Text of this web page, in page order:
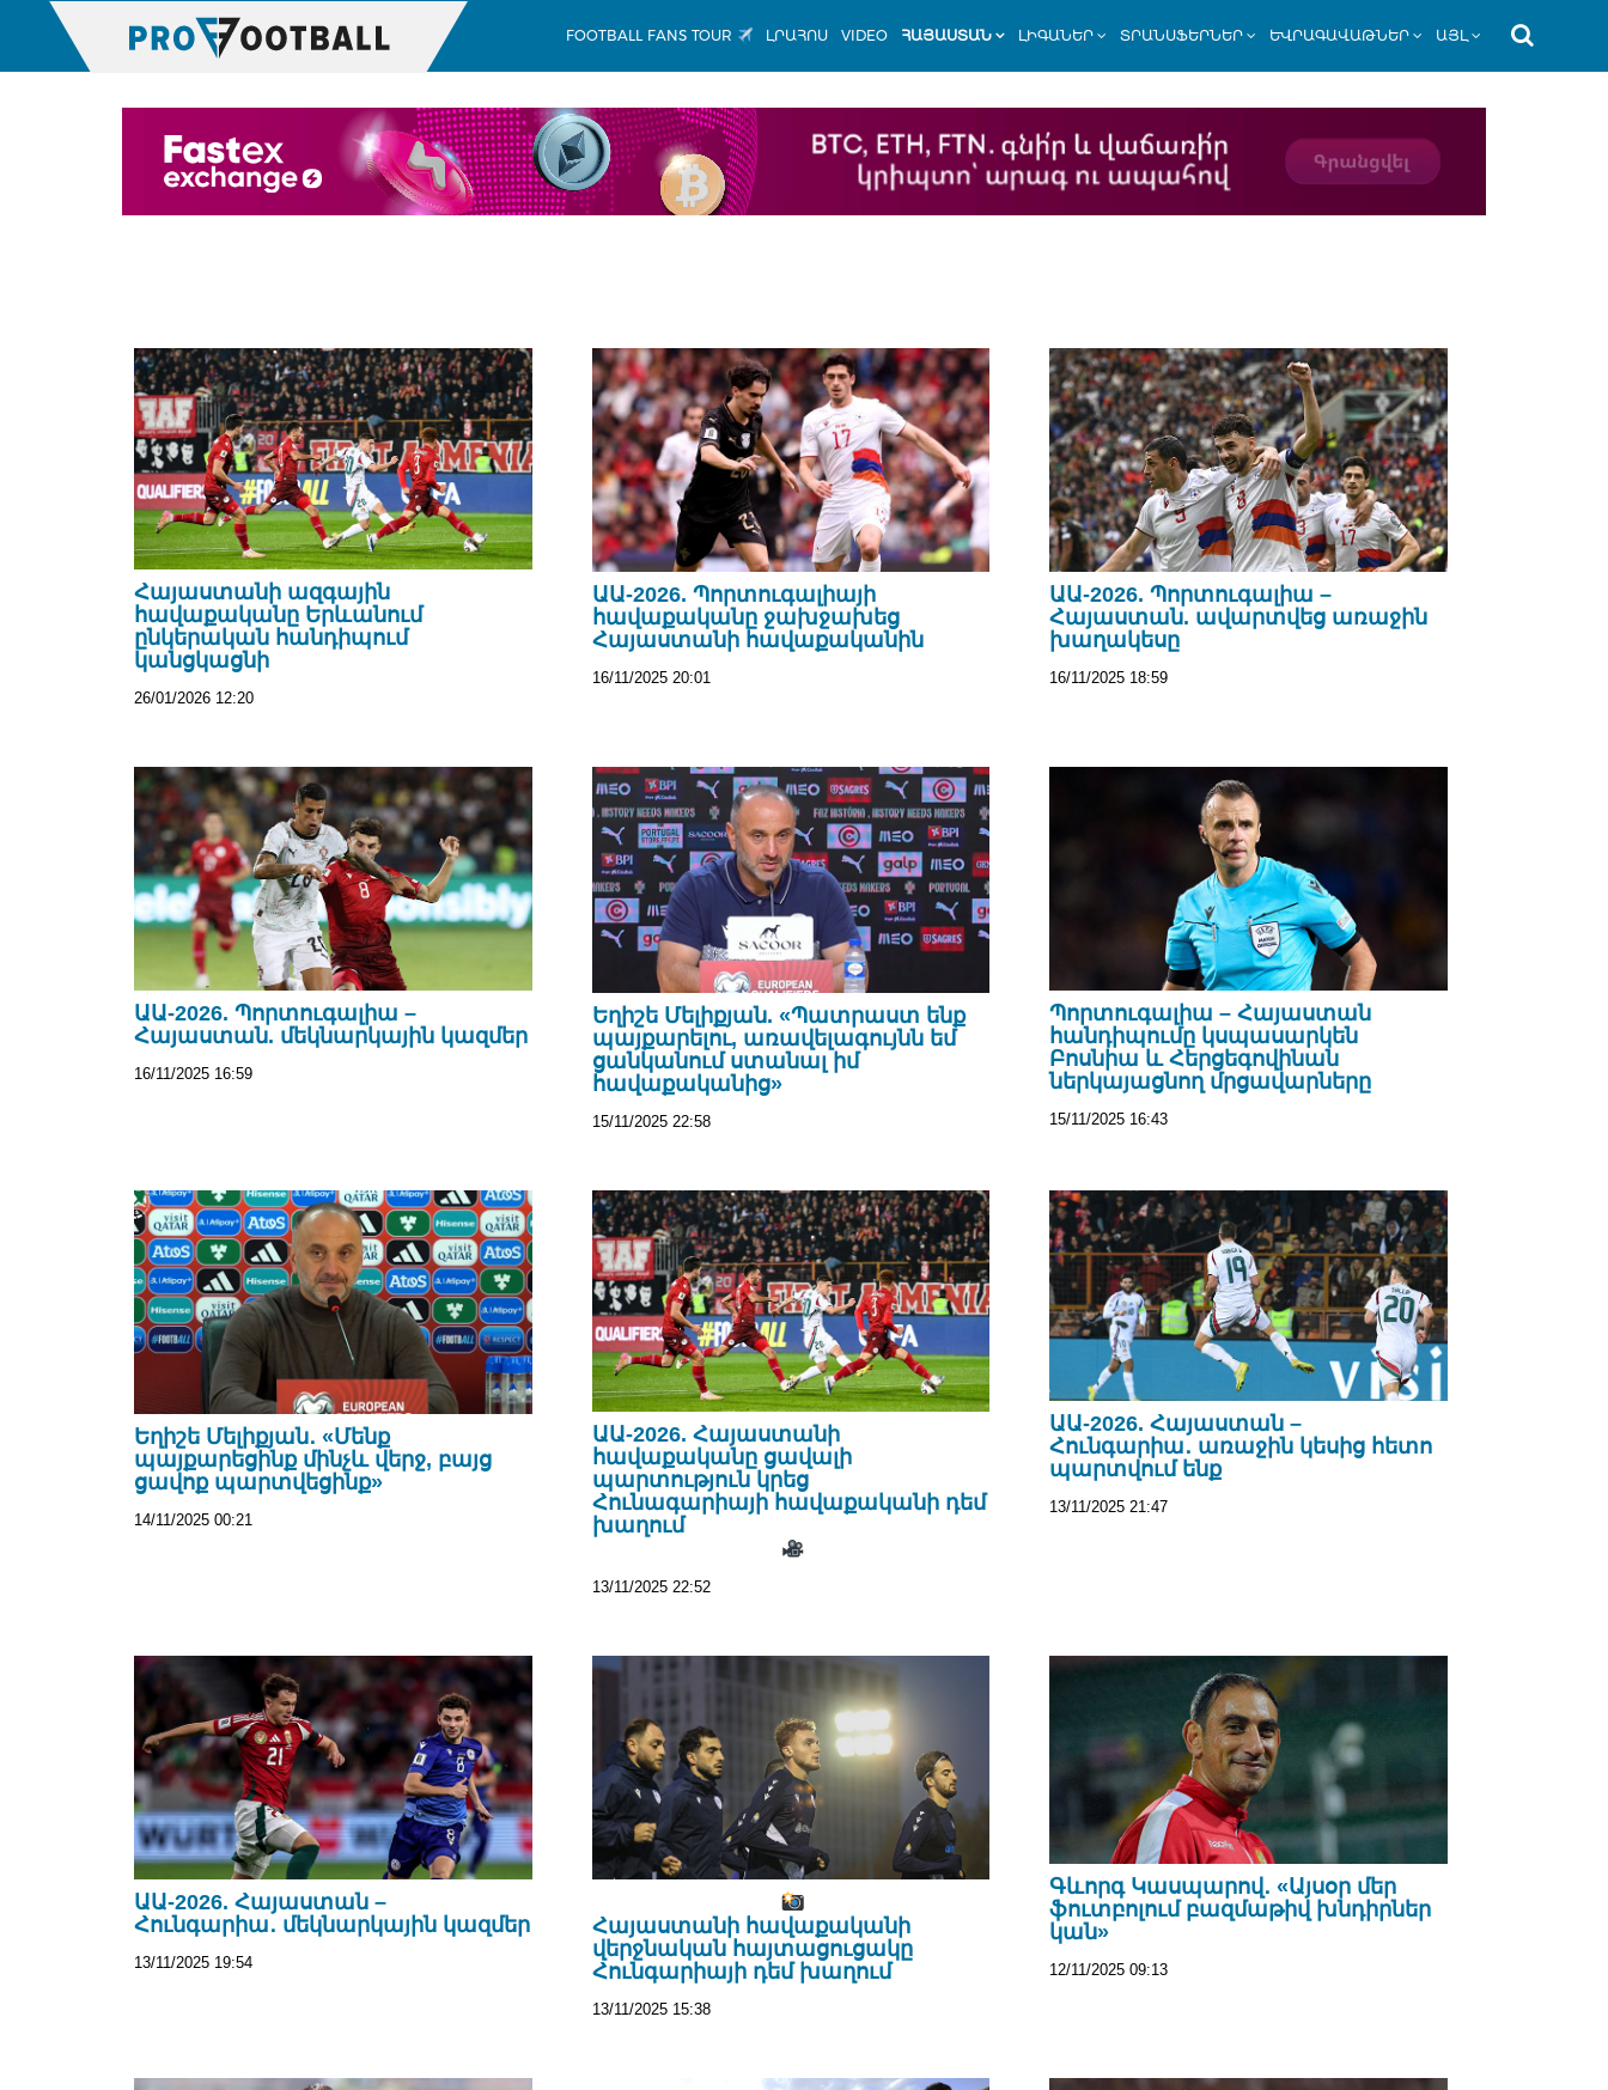
FOOTBALL FANS TOUR ԼՐԱՀՈՍ VIDEO ՀԱՅԱՍՏԱՆ ԼԻԳԱՆԵՐ ՏՐԱՆՍՖԵՐՆԵՐ ԵՎՐԱԳԱՎԱԹՆԵՐ ԱՅԼ
Հայաստանի ազգային
հավաքականը Երևանում
ընկերական հանդիպում
կանցկացնի
26/01/2026 12:20
ԱԱ-2026. Պորտուգալիայի
հավաքականը ջախջախեց
Հայաստանի հավաքականին
16/11/2025 20:01
ԱԱ-2026. Պորտուգալիա –
Հայաստան. ավարտվեց առաջին
խաղակեսը
16/11/2025 18:59
ԱԱ-2026. Պորտուգալիա –
Հայաստան. մեկնարկային կազմեր
16/11/2025 16:59
Եղիշե Մելիքյան. «Պատրաստ ենք
պայքարելու, առավելագույնն եմ
ցանկանում ստանալ իմ
հավաքականից»
15/11/2025 22:58
Պորտուգալիա – Հայաստան
հանդիպումը կսպասարկեն
Բոսնիա և Հերցեգովինան
ներկայացնող մրցավարները
15/11/2025 16:43
Եղիշե Մելիքյան․ «Մենք
պայքարեցինք մինչև վերջ, բայց
ցավոք պարտվեցինք»
14/11/2025 00:21
ԱԱ-2026. Հայաստանի
հավաքականը ցավալի
պարտություն կրեց
Հունագարիայի հավաքականի դեմ
խաղում
13/11/2025 22:52
ԱԱ-2026. Հայաստան –
Հունգարիա․ առաջին կեսից հետո
պարտվում ենք
13/11/2025 21:47
ԱԱ-2026. Հայաստան –
Հունգարիա․ մեկնարկային կազմեր
13/11/2025 19:54
Հայաստանի հավաքականի
վերջնական հայտացուցակը
Հունգարիայի դեմ խաղում
13/11/2025 15:38
Գևորգ Կասպարով․ «Այսօր մեր
ֆուտբոլում բազմաթիվ խնդիրներ
կան»
12/11/2025 09:13